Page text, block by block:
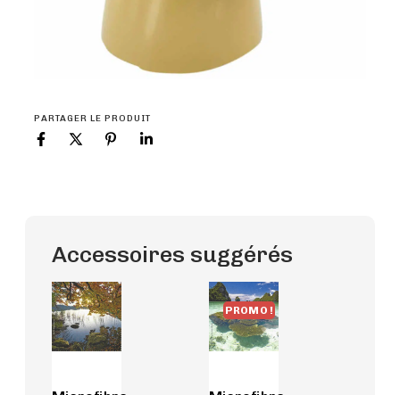
PARTAGER LE PRODUIT
Accessoires suggérés
PROMO !